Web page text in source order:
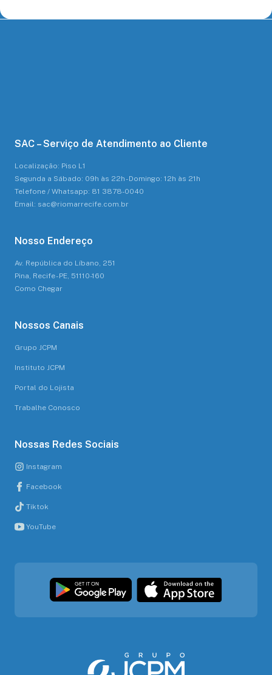
SAC – Serviço de Atendimento ao Cliente
Localização: Piso L1
Segunda a Sábado: 09h às 22h - Domingo: 12h às 21h
Telefone / Whatsapp: 81 3878-0040
Email: sac@riomarrecife.com.br
Nosso Endereço
Av. República do Líbano, 251
Pina, Recife - PE, 51110-160
Como Chegar
Nossos Canais
Grupo JCPM
Instituto JCPM
Portal do Lojista
Trabalhe Conosco
Nossas Redes Sociais
Instagram
Facebook
Tiktok
YouTube